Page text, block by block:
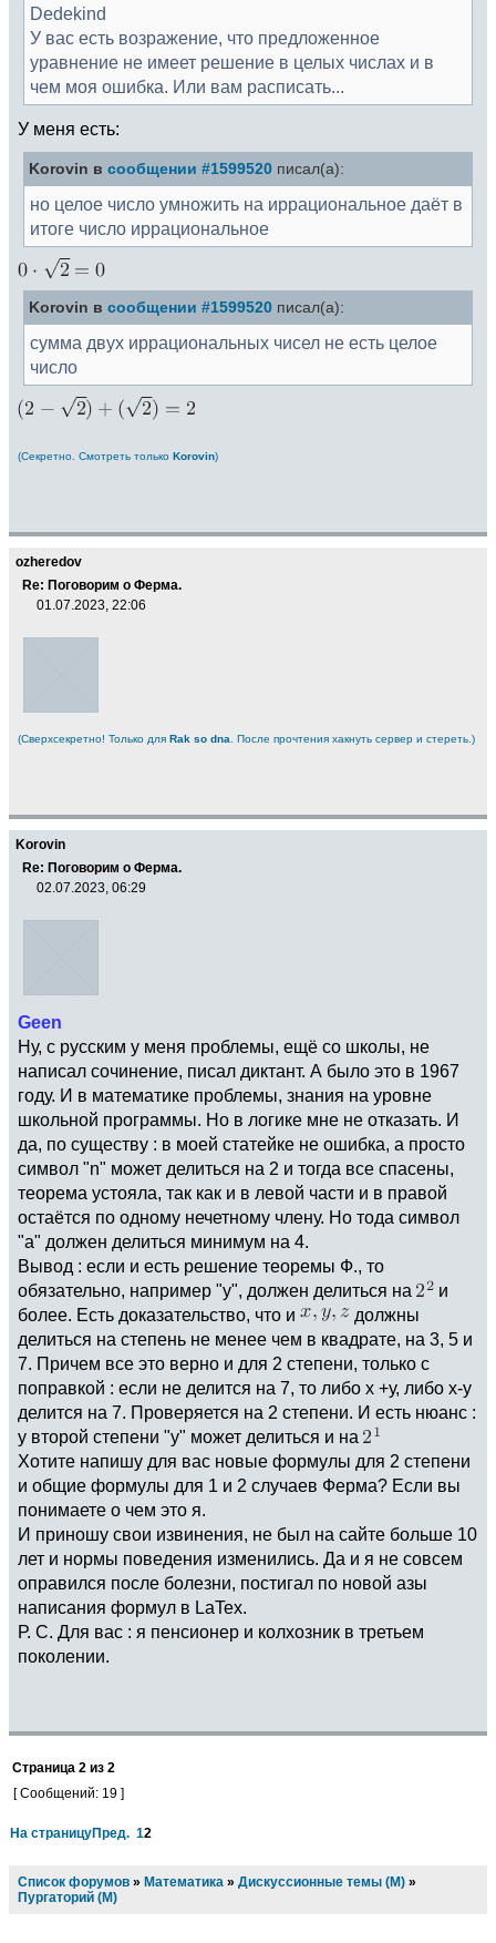
Dedekind
У вас есть возражение, что предложенное
уравнение не имеет решение в целых числах и в
чем моя ошибка. Или вам расписать...
У меня есть:
Korovin в сообщении #1599520 писал(а):
но целое число умножить на иррациональное даёт в
итоге число иррациональное
Korovin в сообщении #1599520 писал(а):
сумма двух иррациональных чисел не есть целое
число
(Секретно. Смотреть только Korovin)
ozheredov
Re: Поговорим о Ферма.
01.07.2023, 22:06
(Сверхсекретно! Только для Rak so dna . После прочтения хакнуть сервер и стереть.)
Korovin
Re: Поговорим о Ферма.
02.07.2023, 06:29
Geen
Ну, с русским у меня проблемы, ещё со школы, не
написал сочинение, писал диктант. А было это в 1967
году. И в математике проблемы, знания на уровне
школьной программы. Но в логике мне не отказать. И
да, по существу : в моей статейке не ошибка, а просто
символ "n" может делиться на 2 и тогда все спасены,
теорема устояла, так как и в левой части и в правой
остаётся по одному нечетному члену. Но тода символ
"а" должен делиться минимум на 4.
Вывод : если и есть решение теоремы Ф., то
обязательно, например "у", должен делиться на
и
более. Есть доказательство, что и
должны
делиться на степень не менее чем в квадрате, на 3, 5 и
7. Причем все это верно и для 2 степени, только с
поправкой : если не делится на 7, то либо х +у, либо х-у
делится на 7. Проверяется на 2 степени. И есть нюанс :
у второй степени "у" может делиться и на
Хотите напишу для вас новые формулы для 2 степени
и общие формулы для 1 и 2 случаев Ферма? Если вы
понимаете о чем это я.
И приношу свои извинения, не был на сайте больше 10
лет и нормы поведения изменились. Да и я не совсем
оправился после болезни, постигал по новой азы
написания формул в LaTex.
Р. С. Для вас : я пенсионер и колхозник в третьем
поколении.
Страница 2 из 2
[ Сообщений: 19 ]
На страницуПред. 12
Список форумов » Математика » Дискуссионные темы (М) »
Пургаторий (М)